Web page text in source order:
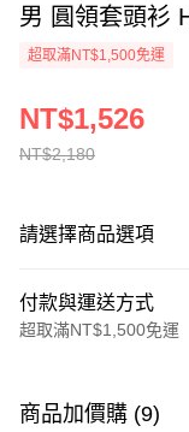
男 圓領套頭衫
超取滿NT$1,500免運
NT$2,180
NT$1,526
請選擇商品選項
付款與運送方式
超取滿NT$1,500免運
信用卡一次付款
商品加價購 (9)